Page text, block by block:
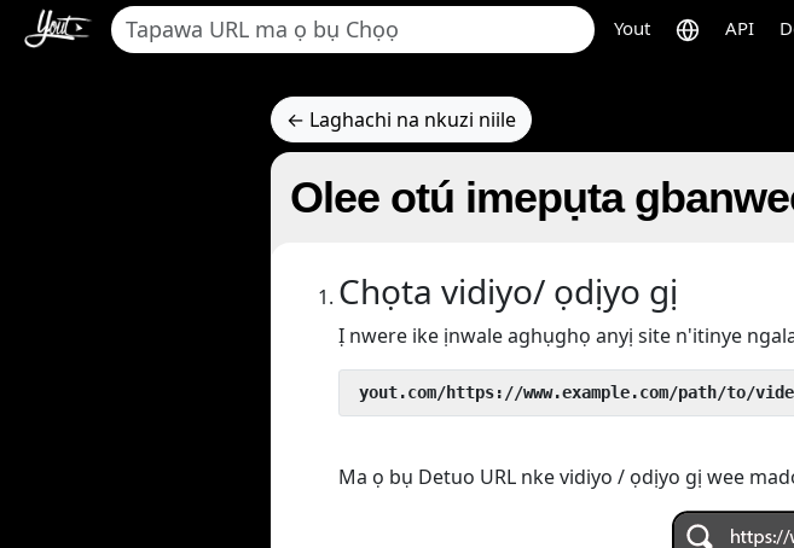
Yout API
← Laghachi na nkuzi niile
Olee otú imepụta
Chọta vidiyo/ ọdịyo gị
Ị nwere ike ịnwale aghụghọ anyị site n'itinye
yout.com/https://www.example.com/path/to/
Ma ọ bụ Detuo URL nke vidiyo / ọdịyo gị wee